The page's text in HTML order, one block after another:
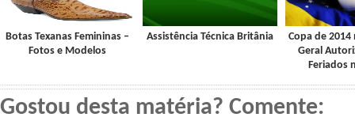
Botas Texanas Femininas –
Fotos e Modelos
Assistência Técnica Britânia
Copa de 2014
Geral
Feriados
Gostou desta matéria? Comente: